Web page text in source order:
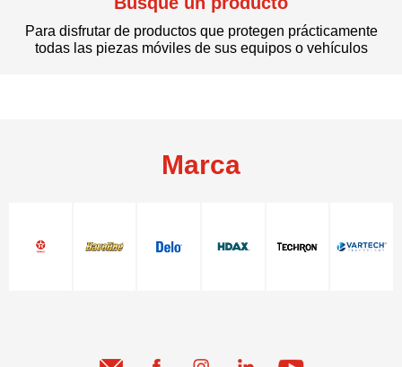
Para disfrutar de productos que protegen prácticamente
todas las piezas móviles de sus equipos o vehículos
Marca